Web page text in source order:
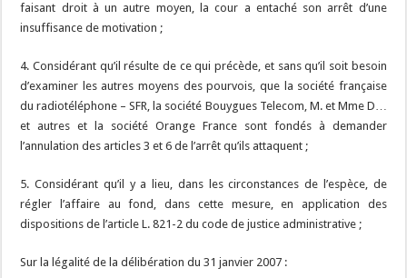
faisant droit à un autre moyen, la cour a entaché son arrêt d’une
insuffisance de motivation ;
4. Considérant qu’il résulte de ce qui précède, et sans qu’il soit besoin
d’examiner les autres moyens des pourvois, que la société française
du radiotéléphone – SFR, la société Bouygues Telecom, M. et Mme D…
et autres et la société Orange France sont fondés à demander
l’annulation des articles 3 et 6 de l’arrêt qu’ils attaquent ;
5. Considérant qu’il y a lieu, dans les circonstances de l’espèce, de
régler l’affaire au fond, dans cette mesure, en application des
dispositions de l’article L. 821-2 du code de justice administrative ;
Sur la légalité de la délibération du 31 janvier 2007 :